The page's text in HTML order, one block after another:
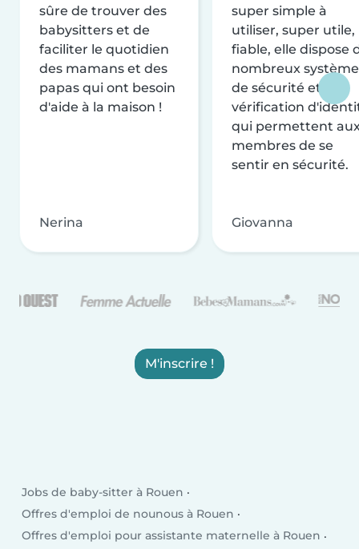
sûre de trouver des
babysitters et de
faciliter le quotidien
des mamans et des
papas qui ont besoin
d'aide à la maison !
Nerina
super simple à
utiliser, super utile,
fiable, elle dispose
nombreux
de sécurité et de
vérification
qui permettent
membres de se
sentir en sécurité.
Giovanna
M'inscrire !
Jobs de baby-sitter à Rouen
Offres d'emploi de nounous à Rouen
Offres d'emploi pour assistante maternelle à Rouen